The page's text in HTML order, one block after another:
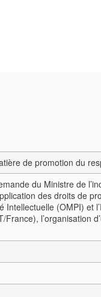
de promotion du
du Ministre de
des droits de
Intellectuelle (OMPI) et
l’organisation